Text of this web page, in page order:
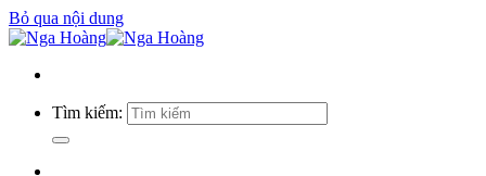
Bỏ qua nội dung
Tìm kiếm: